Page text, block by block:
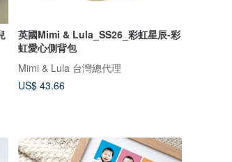
英國Mimi & Lula_SS26_彩虹星辰-彩
虹愛心側背包
Mimi & Lula 台灣總代理
US$ 43.66